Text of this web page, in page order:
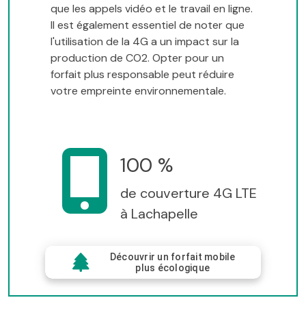
que les appels vidéo et le travail en ligne.
Il est également essentiel de noter que
l'utilisation de la 4G a un impact sur la
production de CO2. Opter pour un
forfait plus responsable peut réduire
votre empreinte environnementale.
100 %
de couverture 4G LTE
à Lachapelle
Découvrir un forfait mobile
plus écologique